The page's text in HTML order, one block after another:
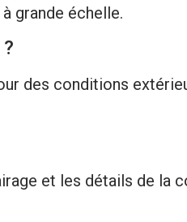
grande échelle.
des conditions
et les détails de la